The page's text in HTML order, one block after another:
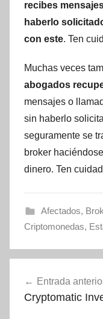
recibes
haberlo
con este. Ten
Muchas veces
abogados
mensajes o
sin haberlo
seguramente se
broker
dinero. Ten
Afectados,
Criptomonedas,
de
Entrada
Cryptomatic